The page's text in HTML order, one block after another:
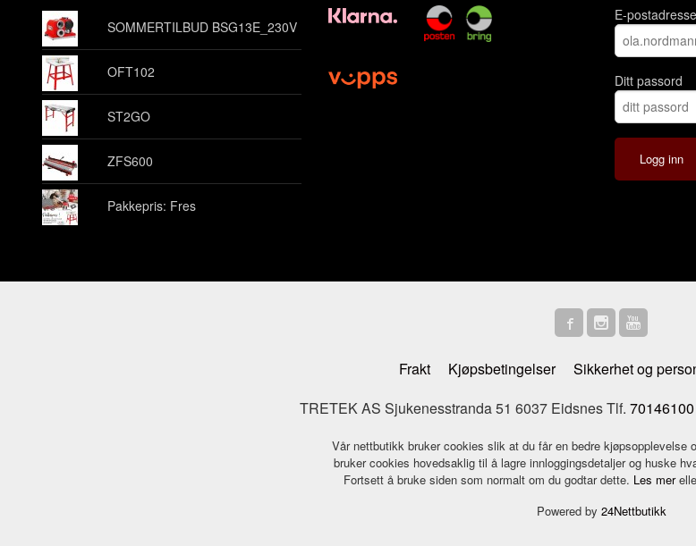
SOMMERTILBUD BSG13E_230V
OFT102
ST2GO
ZFS600
Pakkepris: Fres
E-postadresse
Ditt passord
Frakt Kjøpsbetingelser Sikkerhet og
TRETEK AS Sjukenesstranda 51 6037 Eidsnes Tlf. 70146100
Vår nettbutikk bruker cookies slik at du får en bedre kjøpsopplevelse
bruker cookies hovedsaklig til å lagre innloggingsdetaljer og huske
Fortsett å bruke siden som normalt om du godtar dette. Les mer
Powered by 24Nettbutikk